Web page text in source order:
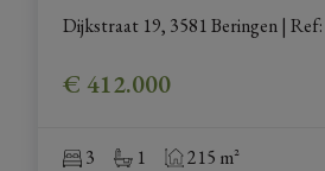
Dijkstraat 19, 3581 Beringen | Ref:
€ 412.000
3 1 215 m²